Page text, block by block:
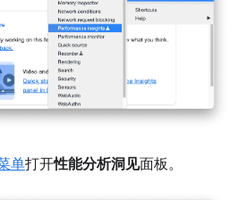
单打开性能分析洞见面板。